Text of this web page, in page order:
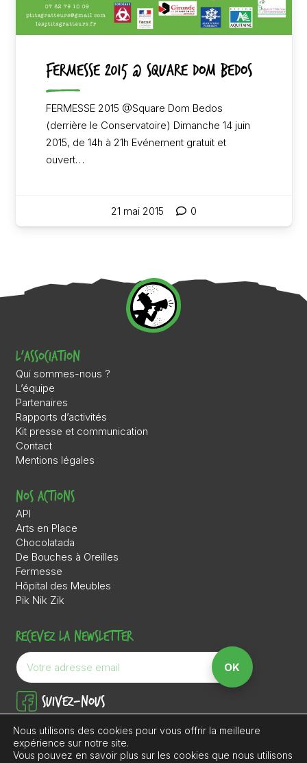
FERMESSE 2015 @ Square Dom Bedos
FERMESSE 2015 @Square Dom Bedos
(derrière le Conservatoire) Dimanche 14 juin
2015, de 14h à 21h Evénement gratuit et
ouvert…
21 mai 2015 0
L’association
Qui sommes-nous ?
L’équipe
Partenaires
Rapports d’activités
Kit presse et communication
Contact
Mentions légales
Nos actions
API
Arts en Place
Chocolatada
De Bouches à Oreilles
Fermesse
Hôpital des Meubles
Pik Nik Zik
Recevez la newsletter
Suivez-nous
Soutenez nos actions
Nous utilisons des cookies pour vous offrir la meilleure
expérience sur notre site.
Vous pouvez en savoir plus sur les cookies que nous utilisons